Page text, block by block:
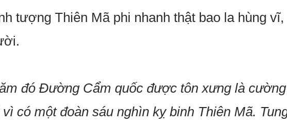
tượng Thiên Mã phi nhanh thật bao la hùng
đó Đường Cẩm quốc được tôn xưng là
có một đoàn sáu nghìn kỵ binh Thiên Mã.